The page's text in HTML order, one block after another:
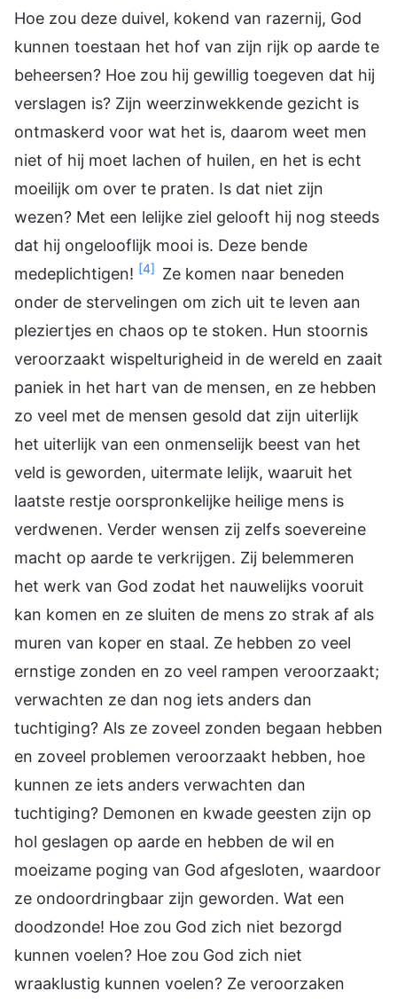
Hoe zou deze duivel, kokend van razernij, God
kunnen toestaan het hof van zijn rijk op aarde te
beheersen? Hoe zou hij gewillig toegeven dat hij
verslagen is? Zijn weerzinwekkende gezicht is
ontmaskerd voor wat het is, daarom weet men
niet of hij moet lachen of huilen, en het is echt
moeilijk om over te praten. Is dat niet zijn
wezen? Met een lelijke ziel gelooft hij nog steeds
dat hij ongelooflijk mooi is. Deze bende
medeplichtigen! [4] Ze komen naar beneden
onder de stervelingen om zich uit te leven aan
pleziertjes en chaos op te stoken. Hun stoornis
veroorzaakt wispelturigheid in de wereld en zaait
paniek in het hart van de mensen, en ze hebben
zo veel met de mensen gesold dat zijn uiterlijk
het uiterlijk van een onmenselijk beest van het
veld is geworden, uitermate lelijk, waaruit het
laatste restje oorspronkelijke heilige mens is
verdwenen. Verder wensen zij zelfs soevereine
macht op aarde te verkrijgen. Zij belemmeren
het werk van God zodat het nauwelijks vooruit
kan komen en ze sluiten de mens zo strak af als
muren van koper en staal. Ze hebben zo veel
ernstige zonden en zo veel rampen veroorzaakt;
verwachten ze dan nog iets anders dan
tuchtiging? Als ze zoveel zonden begaan hebben
en zoveel problemen veroorzaakt hebben, hoe
kunnen ze iets anders verwachten dan
tuchtiging? Demonen en kwade geesten zijn op
hol geslagen op aarde en hebben de wil en
moeizame poging van God afgesloten, waardoor
ze ondoordringbaar zijn geworden. Wat een
doodzonde! Hoe zou God zich niet bezorgd
kunnen voelen? Hoe zou God zich niet
wraaklustig kunnen voelen? Ze veroorzaken